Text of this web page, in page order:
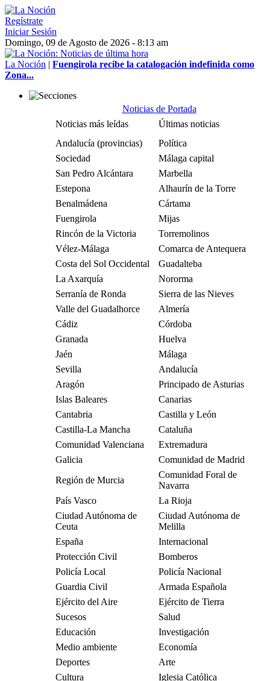
Regístrate
Iniciar Sesión
Domingo, 09 de Agosto de 2026 - 8:13 am
La Noción | Fuengirola recibe la catalogación indefinida como
Zona...
Noticias de Portada
Noticias más leídas
Últimas noticias
Andalucía (provincias)
Política
Sociedad
Málaga capital
San Pedro Alcántara
Marbella
Estepona
Alhaurín de la Torre
Benalmádena
Cártama
Fuengirola
Mijas
Rincón de la Victoria
Torremolinos
Vélez-Málaga
Comarca de Antequera
Costa del Sol Occidental
Guadalteba
La Axarquía
Nororma
Serranía de Ronda
Sierra de las Nieves
Valle del Guadalhorce
Almería
Cádiz
Córdoba
Granada
Huelva
Jaén
Málaga
Sevilla
Andalucía
Aragón
Principado de Asturias
Islas Baleares
Canarias
Cantabria
Castilla y León
Castilla-La Mancha
Cataluña
Comunidad Valenciana
Extremadura
Galicia
Comunidad de Madrid
Región de Murcia
Comunidad Foral de
Navarra
País Vasco
La Rioja
Ciudad Autónoma de
Ceuta
Ciudad Autónoma de
Melilla
España
Internacional
Protección Civil
Bomberos
Policía Local
Policía Nacional
Guardia Civil
Armada Española
Ejército del Aire
Ejército de Tierra
Sucesos
Salud
Educación
Investigación
Medio ambiente
Economía
Deportes
Arte
Cultura
Iglesia Católica